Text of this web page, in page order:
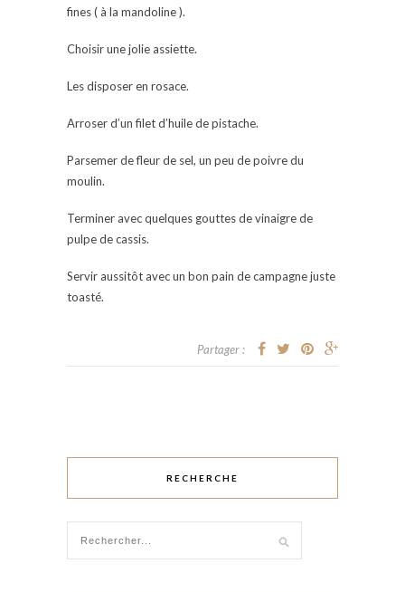
fines ( à la mandoline ).
Choisir une jolie assiette.
Les disposer en rosace.
Arroser d’un filet d’huile de pistache.
Parsemer de fleur de sel, un peu de poivre du
moulin.
Terminer avec quelques gouttes de vinaigre de
pulpe de cassis.
Servir aussitôt avec un bon pain de campagne juste
toasté.
Partager :
RECHERCHE